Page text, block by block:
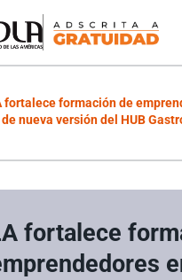
fortalece formación de
nueva versión del HUB
fortalece